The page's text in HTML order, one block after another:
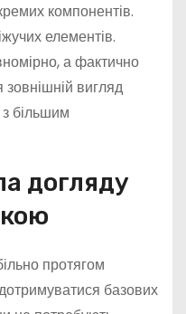
компонентів.
елементів.
а фактично
зовнішній вигляд
більшим
догляду
протягом
базових